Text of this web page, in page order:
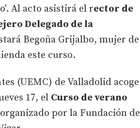
Al acto asistirá el rector de
Delegado de la
Begoña Grijalbo, mujer de
este curso.
(UEMC) de Valladolid acoge
17, el Curso de verano
organizado por la Fundación de